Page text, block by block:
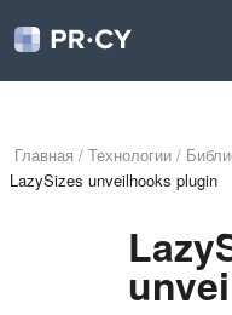
Главная / Технологии /
LazySizes unveilhooks plugin